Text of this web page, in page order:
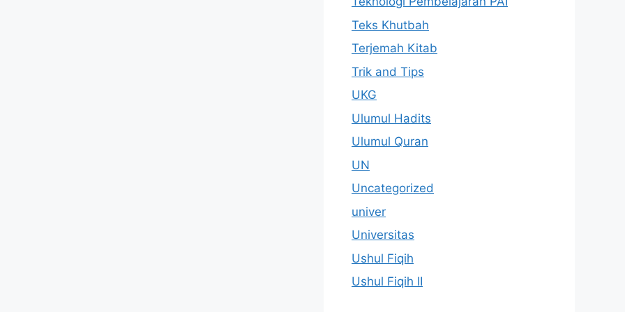
Teks Khutbah
Terjemah Kitab
Trik and Tips
UKG
Ulumul Hadits
Ulumul Quran
UN
Uncategorized
univer
Universitas
Ushul Fiqih
Ushul Fiqih II